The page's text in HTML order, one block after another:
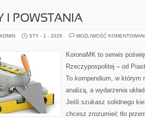
I POWSTANIA
STY - 1 - 2026 MOŻLIWOŚĆ
KoronaMK to serwis
Rzeczypospolitej – od
To kompendium, w którym
analizą, a wydarzenia
Jeśli szukasz solidnego
chcesz zrozumieć tło